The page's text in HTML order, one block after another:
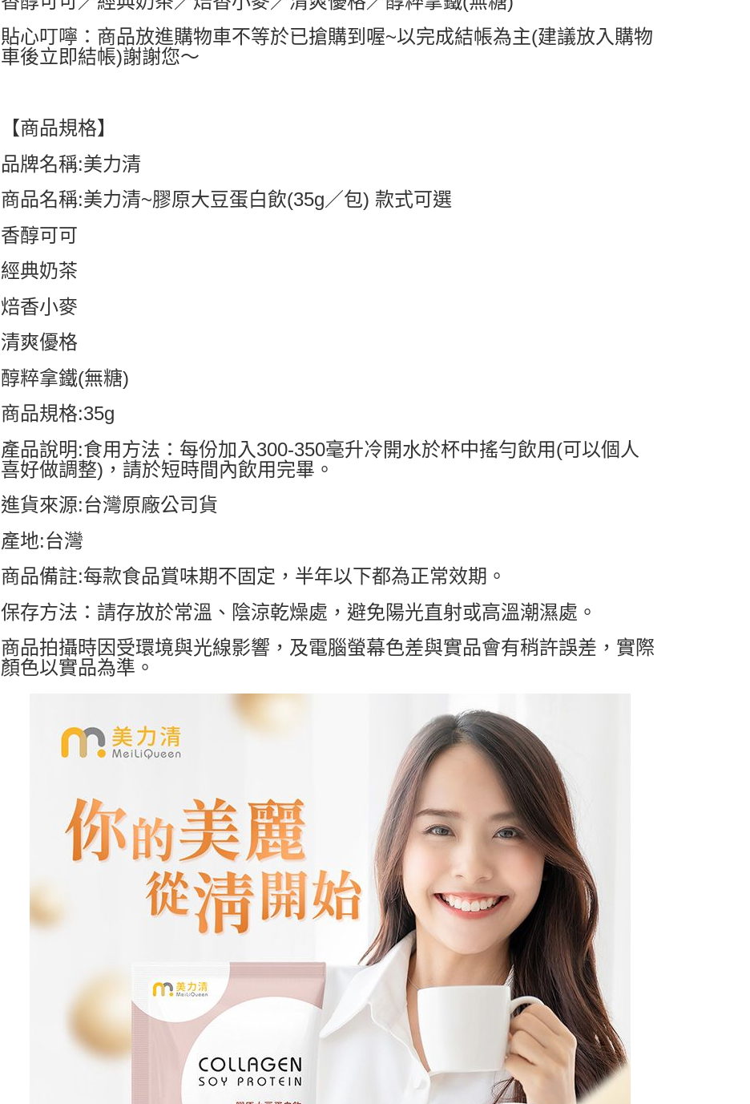
7-11付款取貨
每筆NT$60，滿NT$599(含以上)免運費
貼心叮嚀：商品放進購物車不等於已搶購到喔~以完成結帳為主(建議放入購物
車後立即結帳)謝謝您～
【商品規格】
品牌名稱:美力清
商品名稱:美力清~膠原大豆蛋白飲(35g／包) 款式可選
香醇可可
經典奶茶
焙香小麥
清爽優格
醇粹拿鐵(無糖)
商品規格:35g
產品說明:食用方法：每份加入300-350毫升冷開水於杯中搖勻飲用(可以個人
喜好做調整)，請於短時間內飲用完畢。
進貨來源:台灣原廠公司貨
產地:台灣
商品備註:每款食品賞味期不固定，半年以下都為正常效期。
保存方法：請存放於常溫、陰涼乾燥處，避免陽光直射或高溫潮濕處。
商品拍攝時因受環境與光線影響，及電腦螢幕色差與實品會有稍許誤差，實際
顏色以實品為準。